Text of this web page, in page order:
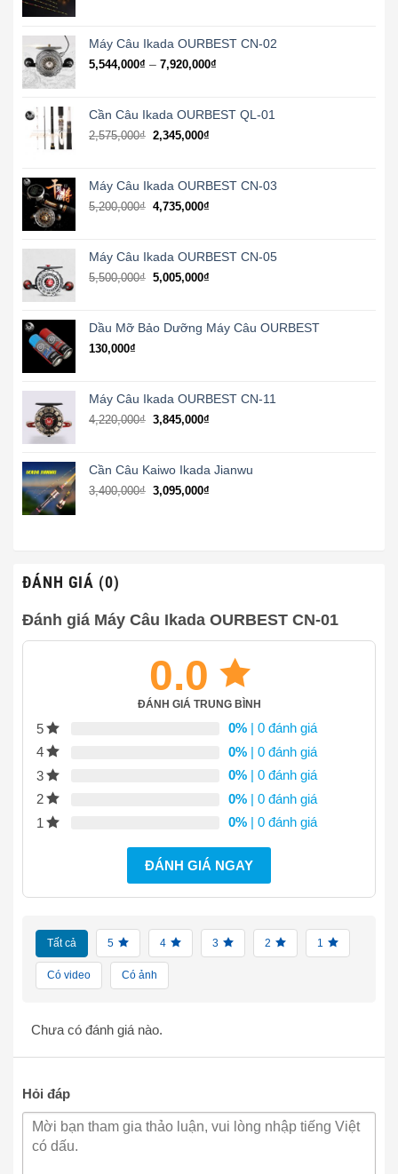
Máy Câu Ikada OURBEST CN-02
5,544,000₫ – 7,920,000₫
5,544,000₫
Cần Câu Ikada OURBEST QL-01
2,575,000₫ 2,345,000₫
Máy Câu Ikada OURBEST CN-03
5,200,000₫ Giá
5,200,000₫.
4,735,000₫Giá
là:
Máy Câu Ikada OURBEST CN-05
5,500,000₫ Giá
5,500,000₫.
5,005,000₫Giá
là:
5,005,000₫.
Dầu Mỡ Bảo Dưỡng Máy Câu OURBEST
130,000₫
Máy Câu Ikada OURBEST CN-11
4,220,000₫ Giá
4,220,000₫.
3,845,000₫Giá
là:
Cần Câu Kaiwo Ikada Jianwu
3,400,000₫ Giá
3,095,000₫Giá
ĐÁNH GIÁ (0)
Đánh giá Máy Câu Ikada OURBEST CN-01
0.0
ĐÁNH GIÁ TRUNG BÌNH
5 0% | 0 đánh giá
4
0% | 0 đánh giá
3
0% | 0 đánh giá
2
0% | 0 đánh giá
1
0% | 0 đánh giá
ĐÁNH GIÁ NGAY
Tất cả 5 4 3 2 1
Có video Có ảnh
Chưa có đánh giá nào.
Hỏi đáp